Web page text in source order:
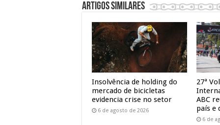
Artigos similares
Insolvência de holding do
mercado de bicicletas
evidencia crise no setor
6 de agosto de 2026
27ª
ABC
país e
6 de